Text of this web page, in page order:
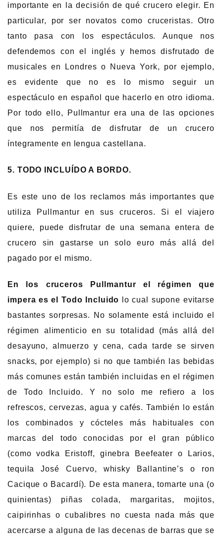
importante en la decisión de qué crucero elegir. En
particular, por ser novatos como cruceristas. Otro
tanto pasa con los espectáculos. Aunque nos
defendemos con el inglés y hemos disfrutado de
musicales en Londres o Nueva York, por ejemplo,
es evidente que no es lo mismo seguir un
espectáculo en español que hacerlo en otro idioma.
Por todo ello, Pullmantur era una de las opciones
que nos permitía de disfrutar de un crucero
íntegramente en lengua castellana.
5. TODO INCLUÍDO A BORDO.
Es este uno de los reclamos más importantes que
utiliza Pullmantur en sus cruceros. Si el viajero
quiere, puede disfrutar de una semana entera de
crucero sin gastarse un solo euro más allá del
pagado por el mismo.
En los cruceros Pullmantur el régimen que
impera es el Todo Incluido lo cual supone evitarse
bastantes sorpresas. No solamente está incluido el
régimen alimenticio en su totalidad (más allá del
desayuno, almuerzo y cena, cada tarde se sirven
snacks, por ejemplo) si no que también las bebidas
más comunes están también incluidas en el régimen
de Todo Incluido. Y no solo me refiero a los
refrescos, cervezas, agua y cafés. También lo están
los combinados y cócteles más habituales con
marcas del todo conocidas por el gran público
(como vodka Eristoff, ginebra Beefeater o Larios,
tequila José Cuervo, whisky Ballantine’s o ron
Cacique o Bacardí). De esta manera, tomarte una (o
quinientas) piñas colada, margaritas, mojitos,
caipirinhas o cubalibres no cuesta nada más que
acercarse a alguna de las decenas de barras que se